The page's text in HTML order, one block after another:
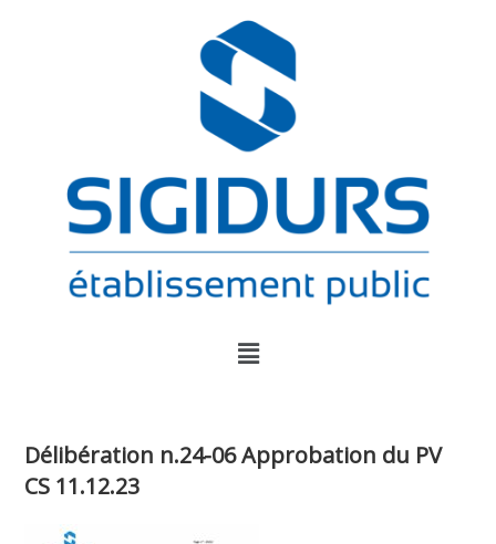
Délibération n.24-06 Approbation du PV
CS 11.12.23